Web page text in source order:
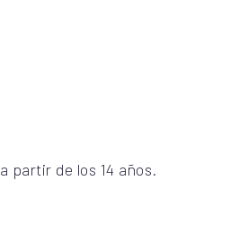
partir de los 14 años.